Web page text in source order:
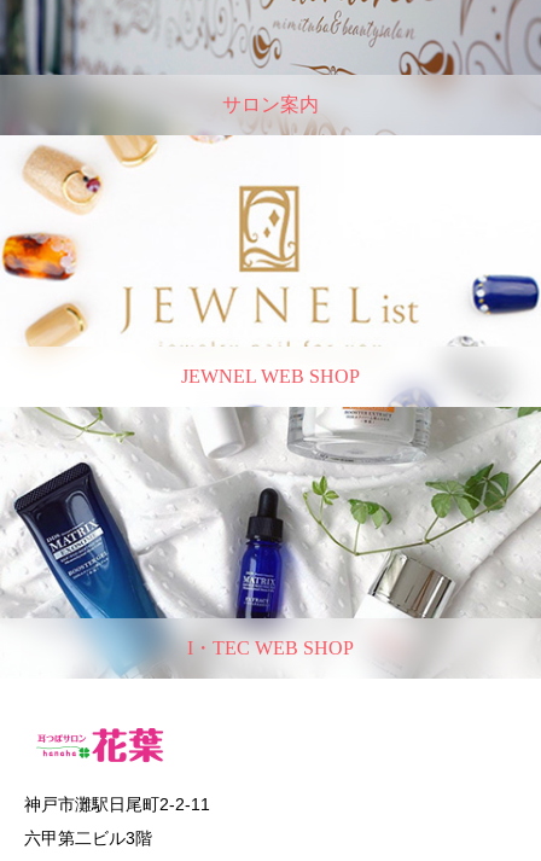
サロン案内
JEWNEL WEB SHOP
I・TEC WEB SHOP
神戸市灘駅日尾町2-2-11
六甲第二ビル3階